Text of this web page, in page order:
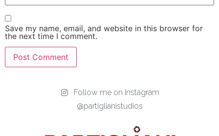
Save my name, email, and website in this browser for
the next time I comment.
Follow me on Instagram
@partiglianistudios